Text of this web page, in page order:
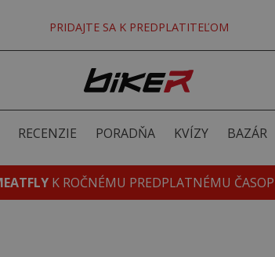
PRIDAJTE SA K PREDPLATITEĽOM
RECENZIE PORADŇA KVÍZY BAZÁR
K ROČNÉMU PREDPLATNÉMU